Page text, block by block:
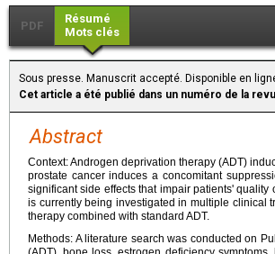
PDF
Résumé
Mots clés
Sous presse. Manuscrit accepté. Disponible en
Cet article a été publié dans un numéro de la
Abstract
Context: Androgen deprivation therapy (ADT)
prostate cancer induces a concomitant
significant side effects that impair patients'
is currently being investigated in multiple clinical
therapy combined with standard ADT.
Methods: A literature search was conducted on